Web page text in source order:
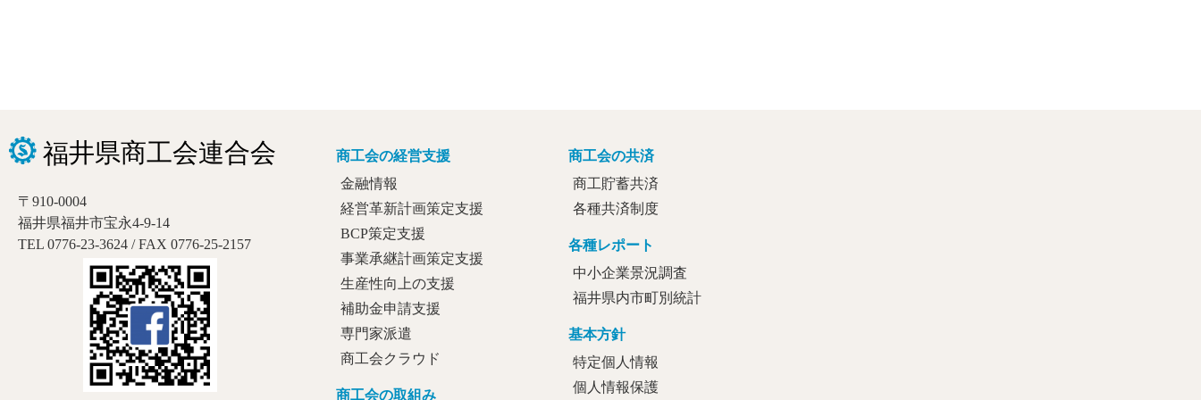
〒910-0004
福井県福井市宝永4-9-14
TEL 0776-23-3624 / FAX 0776-25-2157
商工会の経営支援
金融情報
経営革新計画策定支援
BCP策定支援
事業承継計画策定支援
生産性向上の支援
補助金申請支援
専門家派遣
商工会クラウド
商工会の取組み
商工会の共済
商工貯蓄共済
各種共済制度
各種レポート
中小企業景況調査
福井県内市町別統計
基本方針
特定個人情報
個人情報保護